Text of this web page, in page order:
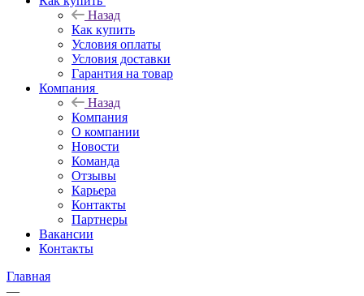
Назад
Как купить
Условия оплаты
Условия доставки
Гарантия на товар
Компания
Назад
Компания
О компании
Новости
Команда
Отзывы
Карьера
Контакты
Партнеры
Вакансии
Контакты
Главная
—